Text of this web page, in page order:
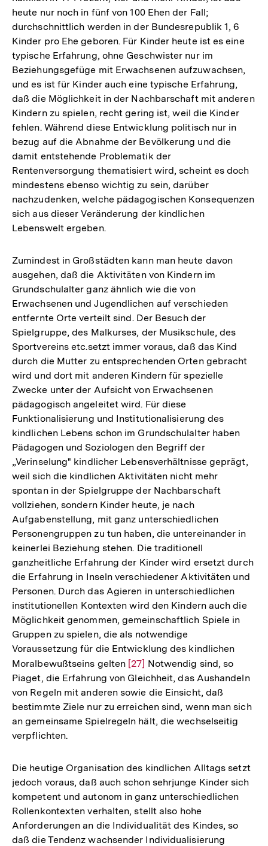
heute nur noch in fünf von 100 Ehen der Fall;
durchschnittlich werden in der Bundesrepublik 1, 6
Kinder pro Ehe geboren. Für Kinder heute ist es eine
typische Erfahrung, ohne Geschwister nur im
Beziehungsgefüge mit Erwachsenen aufzuwachsen,
und es ist für Kinder auch eine typische Erfahrung,
daß die Möglichkeit in der Nachbarschaft mit anderen
Kindern zu spielen, recht gering ist, weil die Kinder
fehlen. Während diese Entwicklung politisch nur in
bezug auf die Abnahme der Bevölkerung und die
damit entstehende Problematik der
Rentenversorgung thematisiert wird, scheint es doch
mindestens ebenso wichtig zu sein, darüber
nachzudenken, welche pädagogischen Konsequenzen
sich aus dieser Veränderung der kindlichen
Lebenswelt ergeben.
Zumindest in Großstädten kann man heute davon
ausgehen, daß die Aktivitäten von Kindern im
Grundschulalter ganz ähnlich wie die von
Erwachsenen und Jugendlichen auf verschieden
entfernte Orte verteilt sind. Der Besuch der
Spielgruppe, des Malkurses, der Musikschule, des
Sportvereins etc.setzt immer voraus, daß das Kind
durch die Mutter zu entsprechenden Orten gebracht
wird und dort mit anderen Kindern für spezielle
Zwecke unter der Aufsicht von Erwachsenen
pädagogisch angeleitet wird. Für diese
Funktionalisierung und Institutionalisierung des
kindlichen Lebens schon im Grundschulalter haben
Pädagogen und Soziologen den Begriff der
„Verinselung" kindlicher Lebensverhältnisse geprägt,
weil sich die kindlichen Aktivitäten nicht mehr
spontan in der Spielgruppe der Nachbarschaft
vollziehen, sondern Kinder heute, je nach
Aufgabenstellung, mit ganz unterschiedlichen
Personengruppen zu tun haben, die untereinander in
keinerlei Beziehung stehen. Die traditionell
ganzheitliche Erfahrung der Kinder wird ersetzt durch
die Erfahrung in Inseln verschiedener Aktivitäten und
Personen. Durch das Agieren in unterschiedlichen
institutionellen Kontexten wird den Kindern auch die
Möglichkeit genommen, gemeinschaftlich Spiele in
Gruppen zu spielen, die als notwendige
Voraussetzung für die Entwicklung des kindlichen
Moralbewußtseins gelten Zur
Auflösung
der
Fußnote
[27] Notwendig sind, so
Piaget, die Erfahrung von Gleichheit, das Aushandeln
von Regeln mit anderen sowie die Einsicht, daß
bestimmte Ziele nur zu erreichen sind, wenn man sich
an gemeinsame Spielregeln hält, die wechselseitig
verpflichten.
Die heutige Organisation des kindlichen Alltags setzt
jedoch voraus, daß auch schon sehrjunge Kinder sich
kompetent und autonom in ganz unterschiedlichen
Rollenkontexten verhalten, stellt also hohe
Anforderungen an die Individualität des Kindes, so
daß die Tendenz wachsender Individualisierung